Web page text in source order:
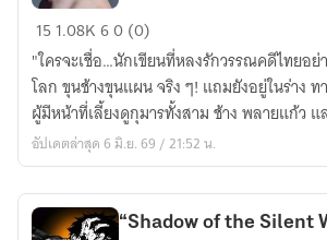
เปลี่ยน
ประวัติศาสตร์
ใหม่...เพื่อ
ขุน
ช้าง
15 1.08K60 (0)
"ใครจะเชื่อ…นักเขียนที่หลงรักวรรณคดีไทยอ
โลก ขุนช้างขุนแผน จริง ๆ! แถมยังอยู่ในร่าง
ผู้มีหน้าที่เลี้ยงดูกุมารทั้งสาม ช้าง พลายแก้ว
อัปเดตล่าสุด 6 มิ.ย. 69 / 21:52 น.
“Shadow of the Silent